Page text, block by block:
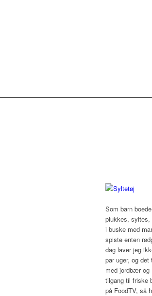
Som barn
plukkes, syltes,
i buske med
spiste enten
dag laver jeg
par uger, og
med jordbær
tilgang til friske
på FoodTV, så